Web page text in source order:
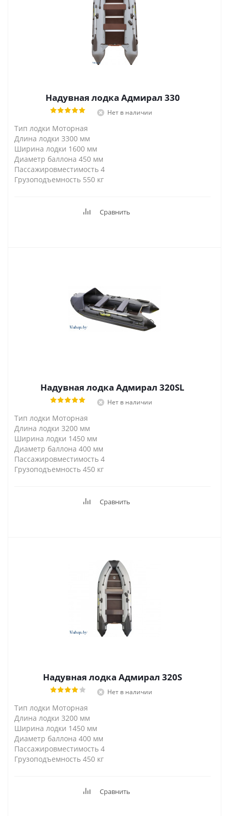
Надувная лодка Адмирал 330
Нет в наличии
Тип лодки Моторная
Длина лодки 3300 мм
Ширина лодки 1600 мм
Диаметр баллона 450 мм
Пассажировместимость 4
Грузоподъемность 550 кг
Сравнить
Надувная лодка Адмирал 320SL
Нет в наличии
Тип лодки Моторная
Длина лодки 3200 мм
Ширина лодки 1450 мм
Диаметр баллона 400 мм
Пассажировместимость 4
Грузоподъемность 450 кг
Сравнить
Надувная лодка Адмирал 320S
Нет в наличии
Тип лодки Моторная
Длина лодки 3200 мм
Ширина лодки 1450 мм
Диаметр баллона 400 мм
Пассажировместимость 4
Грузоподъемность 450 кг
Сравнить